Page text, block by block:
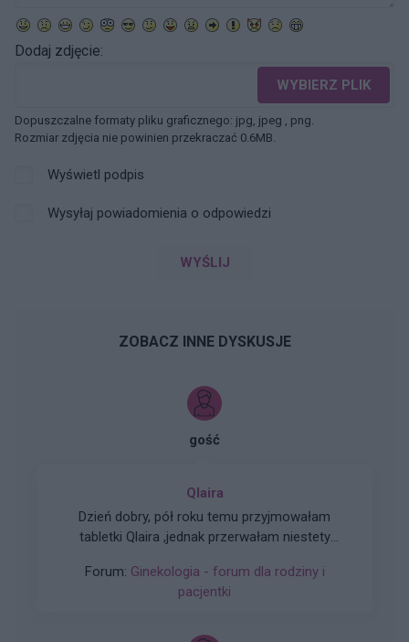
Dodaj zdjęcie:
WYBIERZ PLIK
Dopuszczalne formaty pliku graficznego: jpg, jpeg , png.
Rozmiar zdjęcia nie powinien przekraczać 0.6MB.
Wyświetl podpis
Wysyłaj powiadomienia o odpowiedzi
WYŚLIJ
ZOBACZ INNE DYSKUSJE
gość
Qlaira
Dzień dobry, pół roku temu przyjmowałam
tabletki Qlaira ,jednak przerwałam niestety
Zaczęłam znowu przyjmować tabletki mimo iż
jestem 2 tygodnie po okresie ,dziś wezmę 5
pierwszą tabletkę ?
Forum: Ginekologia - forum dla rodziny i
pacjentki